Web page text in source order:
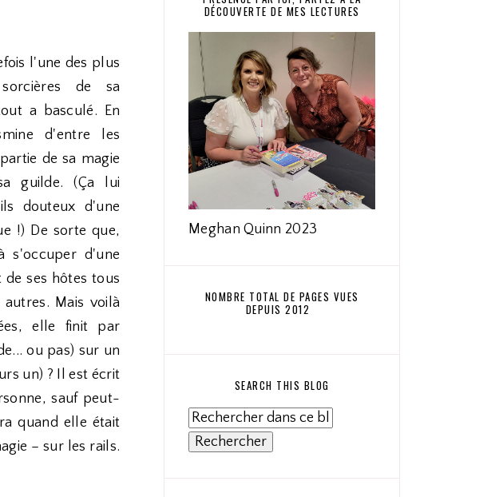
l'une des plus
de sa
a basculé. En
d'entre les
de sa magie
guilde. (Ça lui
douteux d'une
!) De sorte que,
s'occuper d'une
de ses hôtes tous
Mais voilà
elle finit par
ou pas) sur un
un) ? Il est écrit
sauf peut-
quand elle était
– sur les rails.
DÉCOUVERTE DE MES LECTURES
Meghan Quinn 2023
NOMBRE TOTAL DE PAGES VUES
DEPUIS 2012
SEARCH THIS BLOG